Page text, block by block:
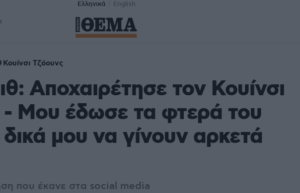
Ελληνικά English
Κουίνσι Τζόουνς
Αποχαιρέτησε τον Κουίνσι
- Μου έδωσε τα φτερά του
μου να γίνουν αρκετά
που έκανε στα social media